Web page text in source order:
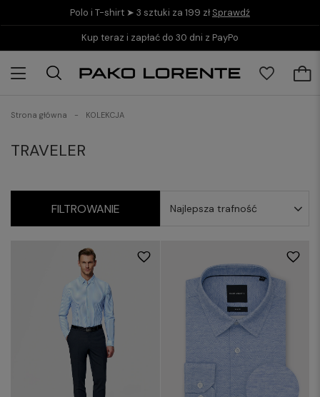
Polo i T-shirt ➤ 3 sztuki za 199 zł Sprawdź
Kup teraz i zapłać do 30 dni z PayPo
Strona główna KOLEKCJA
TRAVELER
Najlepsza trafność
FILTROWANIE
3XL